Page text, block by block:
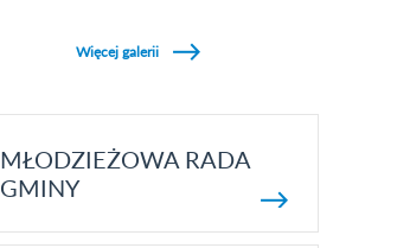
Więcej galerii
MŁODZIEŻOWA RADA
GMINY